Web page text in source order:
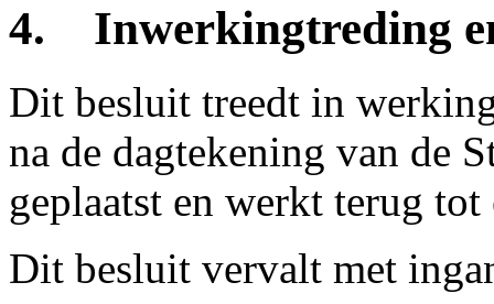
4. Inwerkingtreding
Dit besluit treedt in
na de dagtekening van de
geplaatst en werkt terug
Dit besluit vervalt met